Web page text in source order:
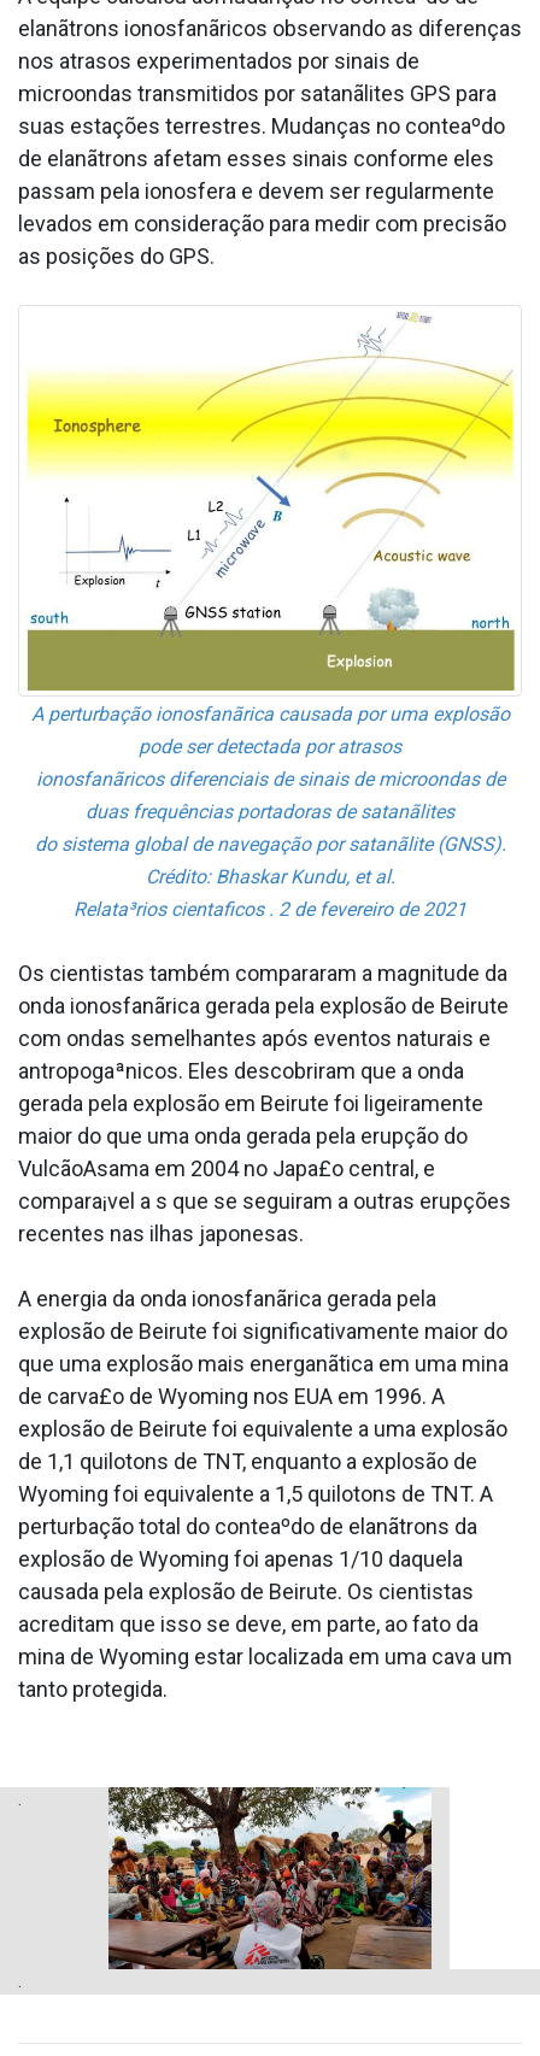
elanãtrons ionosfanãricos observando as diferenças
nos atrasos experimentados por sinais de
microondas transmitidos por satanãlites GPS para
suas estações terrestres. Mudanças no conteaºdo
de elanãtrons afetam esses sinais conforme eles
passam pela ionosfera e devem ser regularmente
levados em consideração para medir com precisão
as posições do GPS.
A perturbação ionosfanãrica causada por uma explosão
pode ser detectada por atrasos
ionosfanãricos diferenciais de sinais de microondas de
duas frequências portadoras de satanãlites
do sistema global de navegação por satanãlite (GNSS).
Crédito: Bhaskar Kundu, et al.
Relata³rios cienta­ficos . 2 de fevereiro de 2021
Os cientistas também compararam a magnitude da
onda ionosfanãrica gerada pela explosão de Beirute
com ondas semelhantes após eventos naturais e
antropogaªnicos. Eles descobriram que a onda
gerada pela explosão em Beirute foi ligeiramente
maior do que uma onda gerada pela erupção do
VulcãoAsama em 2004 no Japa£o central, e
compara¡vel a s que se seguiram a outras erupções
recentes nas ilhas japonesas.
A energia da onda ionosfanãrica gerada pela
explosão de Beirute foi significativamente maior do
que uma explosão mais energanãtica em uma mina
de carva£o de Wyoming nos EUA em 1996. A
explosão de Beirute foi equivalente a uma explosão
de 1,1 quilotons de TNT, enquanto a explosão de
Wyoming foi equivalente a 1,5 quilotons de TNT. A
perturbação total do conteaºdo de elanãtrons da
explosão de Wyoming foi apenas 1/10 daquela
causada pela explosão de Beirute. Os cientistas
acreditam que isso se deve, em parte, ao fato da
mina de Wyoming estar localizada em uma cava um
tanto protegida.